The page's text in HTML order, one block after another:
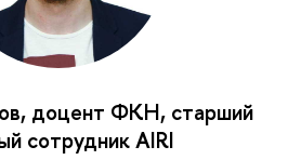
доцент ФКН, старший
сотрудник AIRI